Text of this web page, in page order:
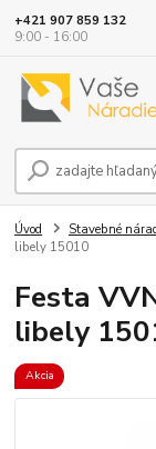
+421 907 859 132
9:00 - 16:00
Úvod Stavebné
libely 15010
Festa
libely
Akcia